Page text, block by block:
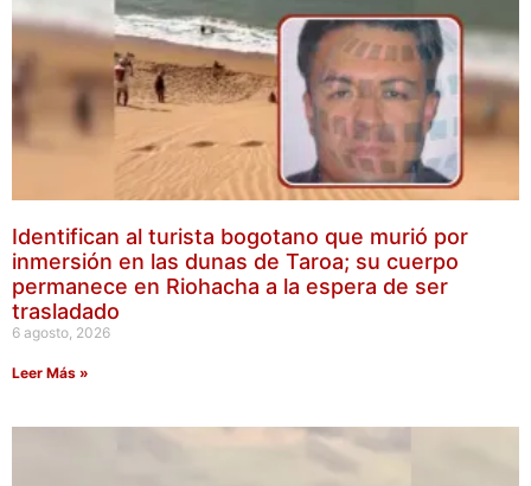
Identifican al turista bogotano que murió por
inmersión en las dunas de Taroa; su cuerpo
permanece en Riohacha a la espera de ser
trasladado
6 agosto, 2026
Leer Más »